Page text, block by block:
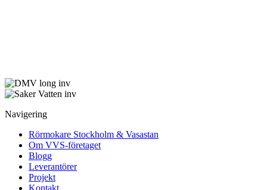
Navigering
Rörmokare Stockholm & Vasastan
Om VVS-företaget
Blogg
Leverantörer
Projekt